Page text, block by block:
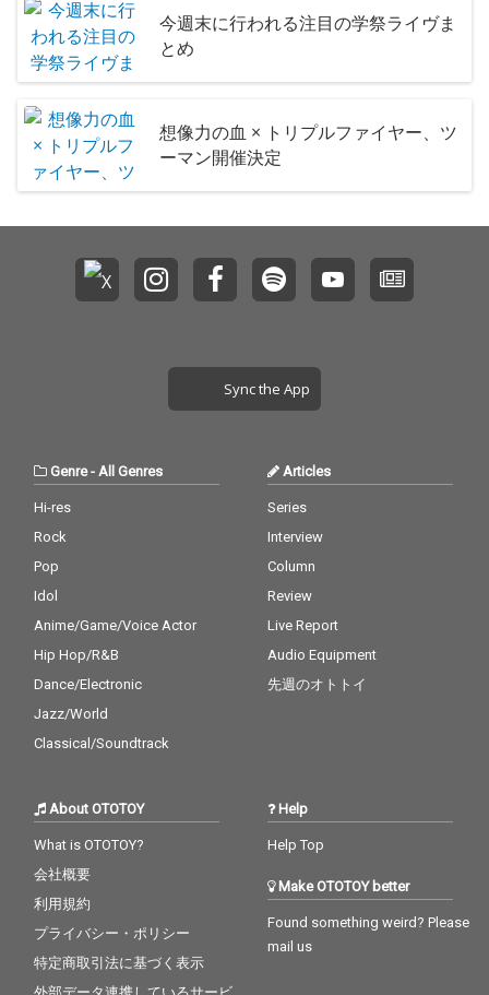
今週末に行われる注目の学祭ライヴま
とめ
想像力の血 × トリプルファイヤー、ツ
ーマン開催決定
Sync the App
Genre-All Genres
Hi-res
Rock
Pop
Idol
Anime/Game/Voice Actor
Hip Hop/R&B
Dance/Electronic
Jazz/World
Classical/Soundtrack
Articles
Series
Interview
Column
Review
Live Report
Audio Equipment
先週のオトトイ
About OTOTOY
What is OTOTOY?
会社概要
利用規約
プライバシー・ポリシー
特定商取引法に基づく表示
Help
Help Top
Make OTOTOY better
Found something weird? Please
mail us